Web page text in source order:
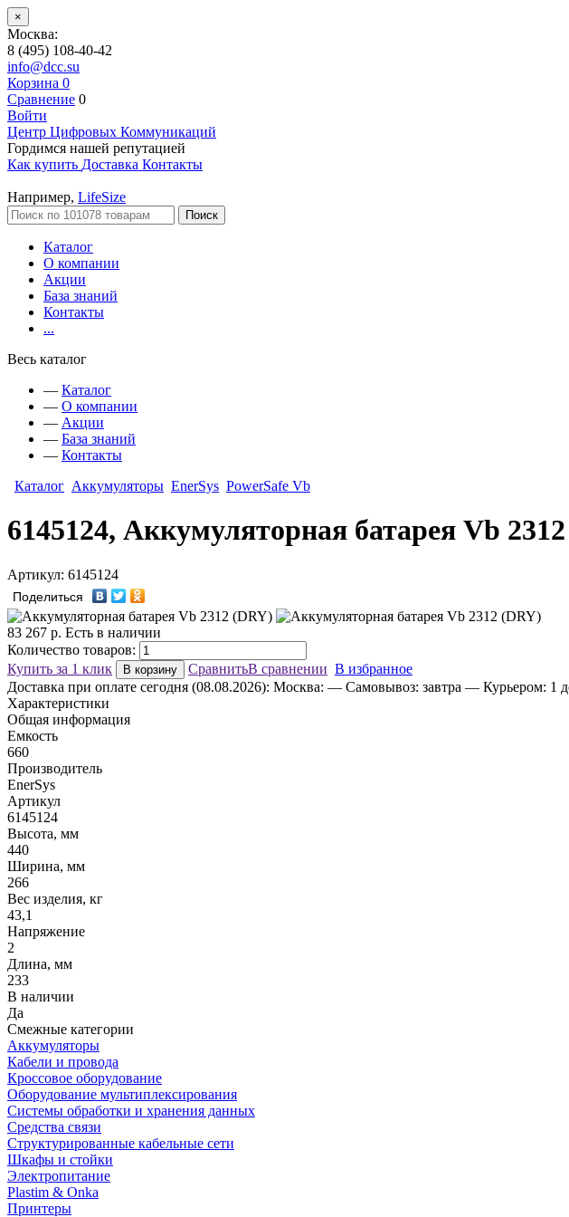
×
Москва:
8 (495) 108-40-42
info@dcc.su
Корзина 0
Сравнение 0
Войти
Центр Цифровых Коммуникаций
Гордимся нашей репутацией
Как купить Доставка Контакты
Например, LifeSize
Поиск
Каталог
О компании
Акции
База знаний
Контакты
...
Весь каталог
— Каталог
— О компании
— Акции
— База знаний
— Контакты
Каталог Аккумуляторы EnerSys PowerSafe Vb
6145124, Аккумуляторная батарея Vb
Артикул: 6145124
Поделиться
83 267 р. Есть в наличии
Количество товаров:
Купить за 1 клик
В корзину СравнитьВ сравнении В избранное
Доставка при оплате сегодня (08.08.2026): Москва: — Самовывоз: завтра — Курьером: 1
Характеристики
Общая информация
Емкость
660
Производитель
EnerSys
Артикул
6145124
Высота, мм
440
Ширина, мм
266
Вес изделия, кг
43,1
Напряжение
2
Длина, мм
233
В наличии
Да
Смежные категории
Аккумуляторы
Кабели и провода
Кроссовое оборудование
Оборудование мультиплексирования
Системы обработки и хранения данных
Средства связи
Структурированные кабельные сети
Шкафы и стойки
Электропитание
Plastim & Onka
Принтеры